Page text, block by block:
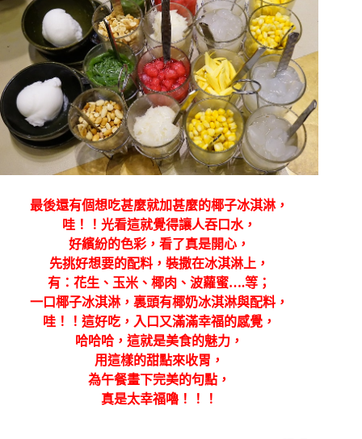
最後還有個想吃甚麼就加甚麼的椰子冰淇淋，
哇！！光看這就覺得讓人吞口水，
好繽紛的色彩，看了真是開心，
先挑好想要的配料，裝撒在冰淇淋上，
有：花生、玉米、椰肉、波蘿蜜….等；
一口椰子冰淇淋，裏頭有椰奶冰淇淋與配料，
哇！！這好吃，入口又滿滿幸福的感覺，
哈哈哈，這就是美食的魅力 ，
用這樣的甜點來收胃，
為午餐畫下完美的句點，
真是太幸福嚕！！！